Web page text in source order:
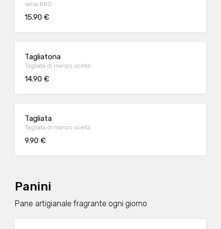
salsa BBQ
15.90 €
Tagliatona
Tagliata di manzo scelta
14.90 €
Tagliata
Tagliata di manzo scelta
9.90 €
Panini
Pane artigianale fragrante ogni giorno